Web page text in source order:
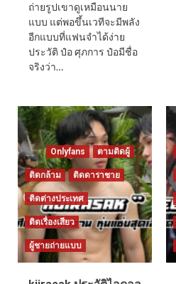
ถ่ายรูปเขาดูเหมือนนาย
แบบ แต่พอขึ้นเวทีจะมีพลัง
อีกแบบที่แฟนจำได้ง่าย
ประวัติ ป๋อ ศุภการ ป๋อมีชื่อ
จริงว่า…
Onlyfans ตามติดผู้
ติดกล้าม ติดดาราชาย
ติดต่างประเทศ
ติดเรื่องเสียว
ผู้ชายถ่ายแบบ